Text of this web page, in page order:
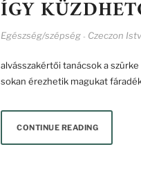
ÍGY
Egészség/szépség - Czeczon
alvásszakértői tanácsok a
sokan érezhetik magukat
CONTINUE READING